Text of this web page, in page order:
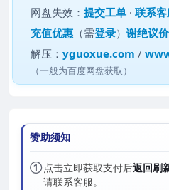
网盘失效：提交工单 ·联系
充值优惠 （需登录）谢绝议价
解压：yguoxue.com /
（一般为百度网盘获取）
赞助须知
①点击立即获取支付后返回刷
请联系客服。